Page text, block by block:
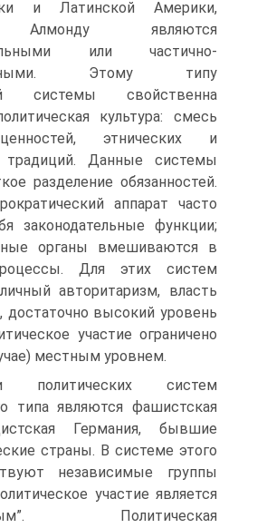
и Латинской Америки,
Алмонду являются
или частично-
Этому типу
системы свойственна
культура: смесь
этнических и
традиций. Данные системы
разделение обязанностей.
аппарат часто
законодательные функции;
органы вмешиваются в
Для этих систем
авторитаризм, власть
достаточно высокий уровень
участие ограничено
местным уровнем.
политических систем
типа являются фашистская
Германия, бывшие
страны. В системе этого
независимые группы
участие является
Политическая